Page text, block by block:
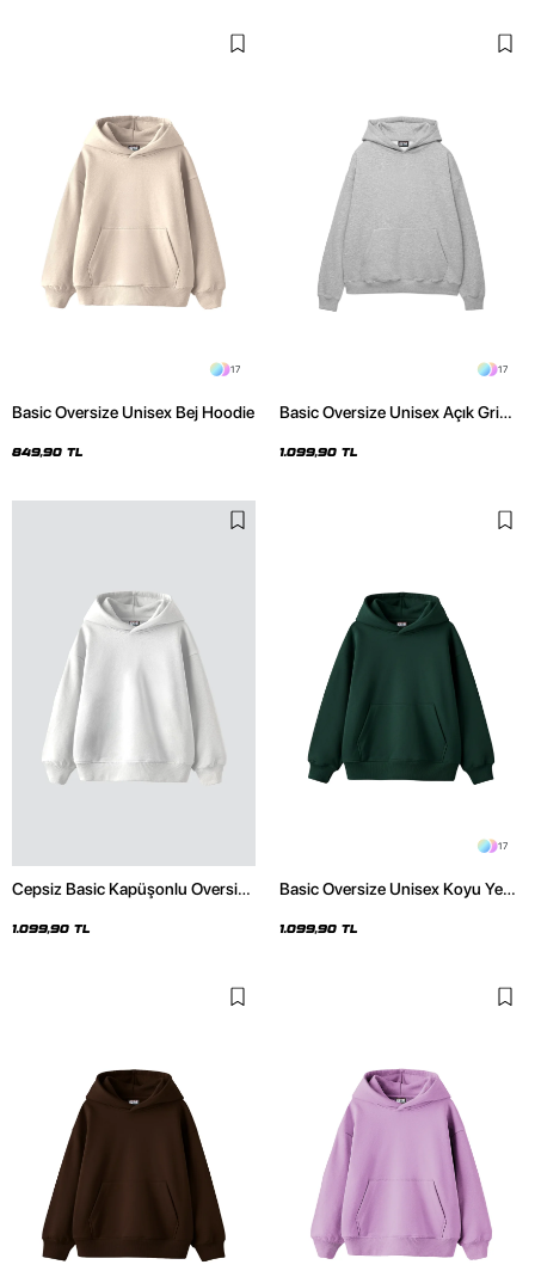
17
Basic Oversize Unisex Bej Hoodie
849,90 TL
17
Basic Oversize Unisex Açık Gri
1.099,90 TL
Cepsiz Basic Kapüşonlu Oversize
1.099,90 TL
17
Basic Oversize Unisex Koyu Yeşil
1.099,90 TL